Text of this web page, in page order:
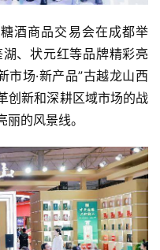
酒商品交易会在成都举
、状元红等品牌精彩亮
市场·新产品”古越龙山西
创新和深耕区域市场的战
的风景线。